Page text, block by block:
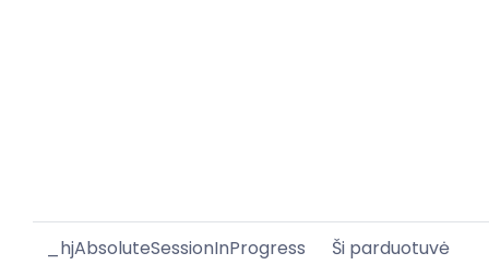
_hjAbsoluteSessionInProgress Ši parduotuvė